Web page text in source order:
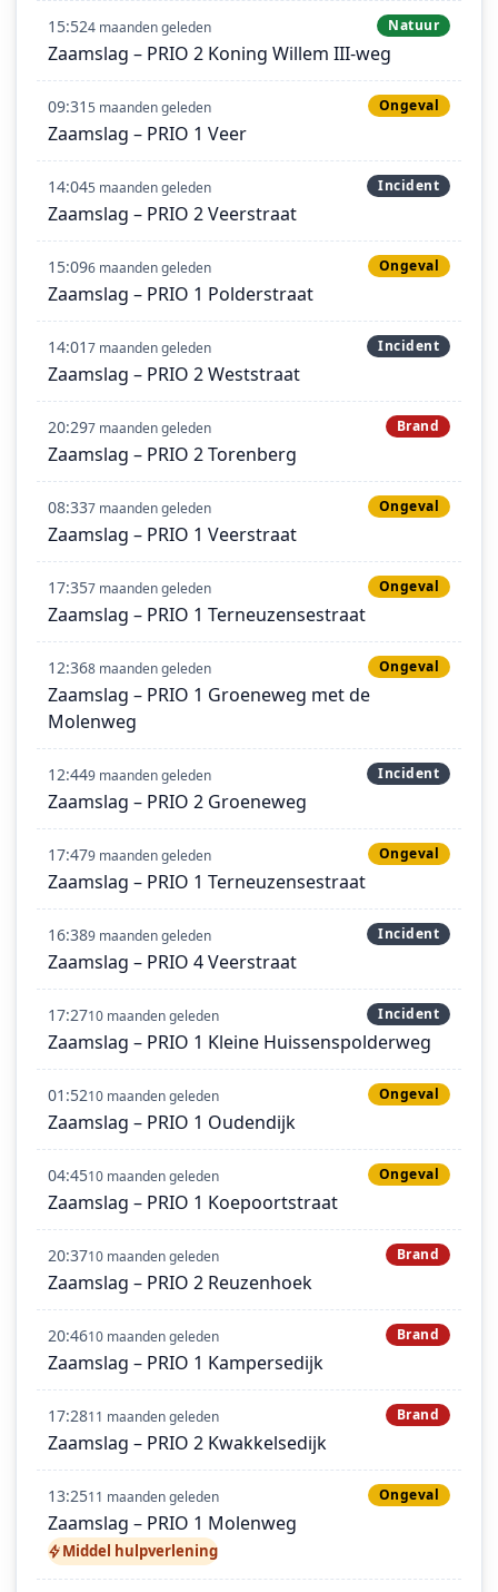
15:524 maanden geleden Natuur
Zaamslag – PRIO 2 Koning Willem III-weg
09:315 maanden geleden Ongeval
Zaamslag – PRIO 1 Veer
14:045 maanden geleden Incident
Zaamslag – PRIO 2 Veerstraat
15:096 maanden geleden Ongeval
Zaamslag – PRIO 1 Polderstraat
14:017 maanden geleden Incident
Zaamslag – PRIO 2 Weststraat
20:297 maanden geleden Brand
Zaamslag – PRIO 2 Torenberg
08:337 maanden geleden Ongeval
Zaamslag – PRIO 1 Veerstraat
17:357 maanden geleden Ongeval
Zaamslag – PRIO 1 Terneuzensestraat
12:368 maanden geleden Ongeval
Zaamslag – PRIO 1 Groeneweg met de
Molenweg
12:449 maanden geleden Incident
Zaamslag – PRIO 2 Groeneweg
17:479 maanden geleden Ongeval
Zaamslag – PRIO 1 Terneuzensestraat
16:389 maanden geleden Incident
Zaamslag – PRIO 4 Veerstraat
17:2710 maanden geleden Incident
Zaamslag – PRIO 1 Kleine Huissenspolderweg
01:5210 maanden geleden Ongeval
Zaamslag – PRIO 1 Oudendijk
04:4510 maanden geleden Ongeval
Zaamslag – PRIO 1 Koepoortstraat
20:3710 maanden geleden Brand
Zaamslag – PRIO 2 Reuzenhoek
20:4610 maanden geleden Brand
Zaamslag – PRIO 1 Kampersedijk
17:2811 maanden geleden Brand
Zaamslag – PRIO 2 Kwakkelsedijk
13:2511 maanden geleden Ongeval
Zaamslag – PRIO 1 Molenweg
Middel hulpverlening